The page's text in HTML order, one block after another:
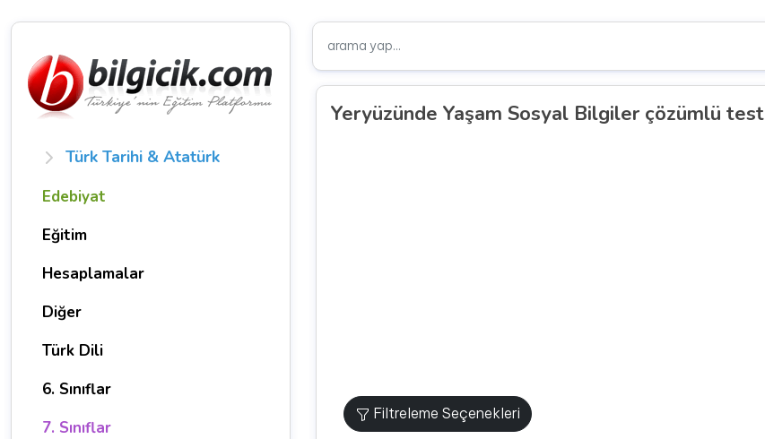
Türk Tarihi & Atatürk
Edebiyat
Eğitim
Hesaplamalar
Diğer
Türk Dili
6. Sınıflar
7. Sınıflar
Yeryüzünde Yaşam Sosyal Bilgiler çözümlü test
Filtreleme Seçenekleri